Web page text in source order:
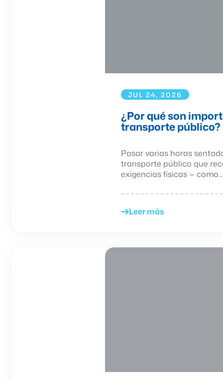
JUL 24, 2026
¿Por qué son
transporte público?
Pasar varias horas
transporte público que
exigencias físicas — como...
Leer más